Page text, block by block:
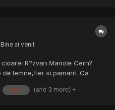
Bine ai venit
R?zvan Manole Cern?
lemne,fier si pamant. Ca
siguranta. Vreau sa devin
idolul (and 3 more)